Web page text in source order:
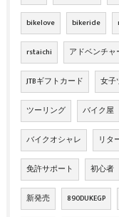
bikelove bikeride
rstaichi アドベンチャ
JTBギフトカード 女子
ツーリング バイク屋
バイクオシャレ リタ
免許サポート 初心者
新発売 890DUKEGP